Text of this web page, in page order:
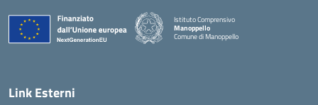
Istituto Comprensivo
Manoppello
Comune di Manoppello
— Visita la pagina iniziale della scuola
Link Esterni